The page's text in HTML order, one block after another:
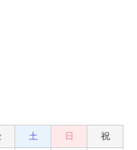
土 日 祝